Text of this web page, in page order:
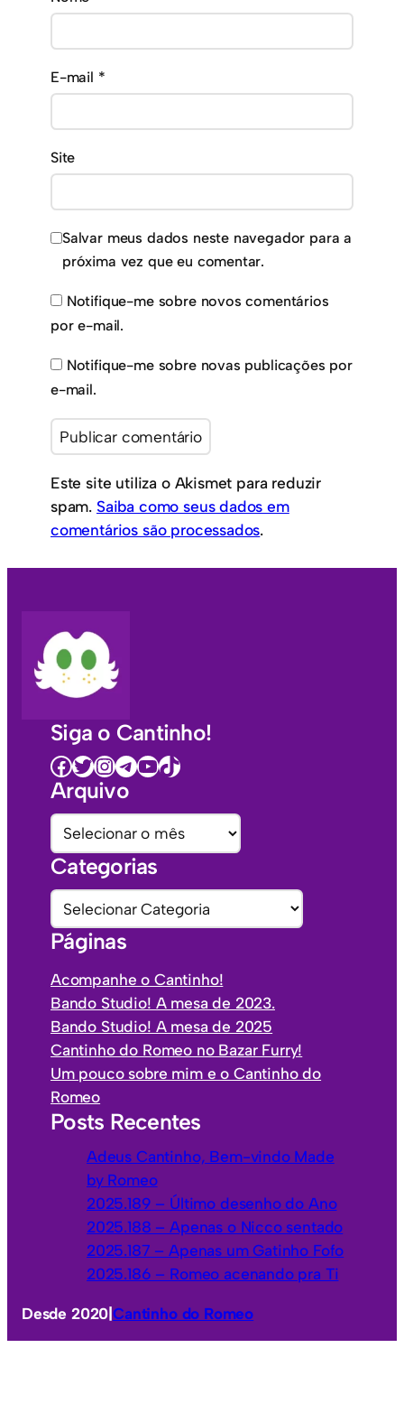
E-mail *
Site
Salvar meus dados neste navegador para a
próxima vez que eu comentar.
Notifique-me sobre novos comentários
por e-mail.
Notifique-me sobre novas publicações por
e-mail.
Este site utiliza o Akismet para reduzir
spam. Saiba como seus dados em
comentários são processados.
Siga o Cantinho!
Facebook Twitter InstagramTelegramYoutube TikTok
Arquivo
A
r
q
u
v
s
Categorias
C
a
t
e
g
o
i
a
s
Páginas
Acompanhe o Cantinho!
Bando Studio! A mesa de 2023.
Bando Studio! A mesa de 2025
Cantinho do Romeo no Bazar Furry!
Um pouco sobre mim e o Cantinho do
Romeo
Posts Recentes
Adeus Cantinho, Bem-vindo Made
by Romeo
2025.189 – Último desenho do Ano
2025.188 – Apenas o Nicco sentado
2025.187 – Apenas um Gatinho Fofo
2025.186 – Romeo acenando pra Ti
Desde 2020|Cantinho do Romeo